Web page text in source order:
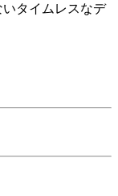
タイムレスなデ